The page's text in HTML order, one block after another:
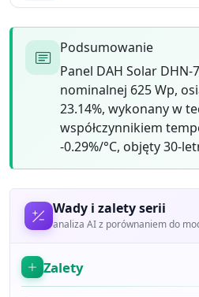
Podsumowanie
Panel DAH Solar
nominalnej 625 Wp,
23.14%, wykonany w
współczynnikiem
-0.29%/°C, objęty 30-
Wady i zalety serii
analiza AI z porównaniem do
Zalety